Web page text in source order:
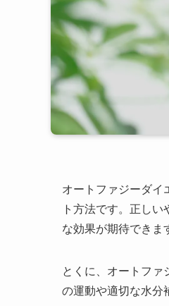
オートファジーダイ
ト方法です。正し
な効果が期待できま
とくに、オートファ
の運動や適切な水分